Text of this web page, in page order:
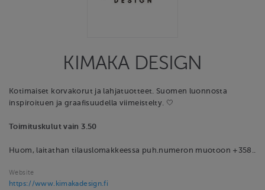
KIMAKA DESIGN
Kotimaiset korvakorut ja lahjatuotteet. Suomen luonnosta
inspiroituen ja graafisuudella viimeistelty. 🤍
Toimituskulut vain 3.50
Huom, laitathan tilauslomakkeessa puh.numeron muotoon +358..
Website
https://www.kimakadesign.fi